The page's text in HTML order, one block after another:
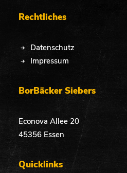
Rechtliches
Datenschutz
Impressum
BorBäcker Siebers
Econova Allee 20
45356 Essen
Quicklinks